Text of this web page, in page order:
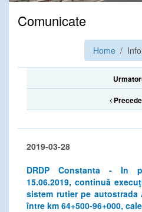
Comunicate
Home /
2019-03-28
DRDP Constanta - In
15.06.2019, continuă
sistem rutier pe
între km 64+500-96+000,